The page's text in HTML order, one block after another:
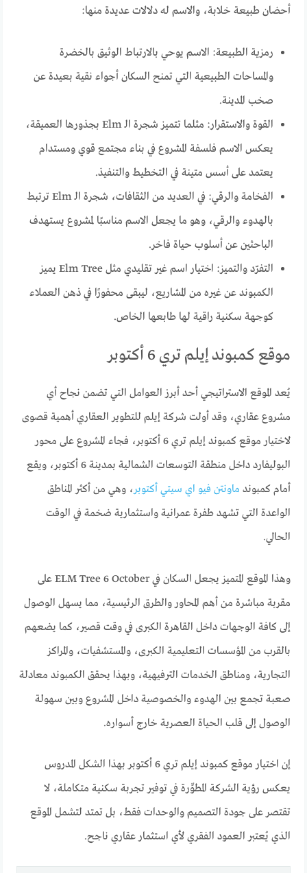
أحضان طبيعة خلابة، والاسم له دلالات عديدة منها:
رمزية الطبيعة: الاسم يوحي بالارتباط الوثيق بالخضرة
والمساحات الطبيعية التي تمنح السكان أجواء نقية بعيدة عن
صخب المدينة.
القوة والاستقرار: مثلما تتميز شجرة الـ Elm بجذورها العميقة،
يعكس الاسم فلسفة المشروع في بناء مجتمع قوي ومستدام
يعتمد على أسس متينة في التخطيط والتنفيذ.
الفخامة والرقي: في العديد من الثقافات، شجرة الـ Elm ترتبط
بالهدوء والرقي، وهو ما يجعل الاسم مناسبًا لمشروع يستهدف
الباحثين عن أسلوب حياة فاخر.
التفرّد والتميز: اختيار اسم غير تقليدي مثل Elm Tree يميز
الكمبوند عن غيره من المشاريع، ليبقى محفورًا في ذهن العملاء
كوجهة سكنية راقية لها طابعها الخاص.
موقع كمبوند إيلم تري 6 أكتوبر
يُعد الموقع الاستراتيجي أحد أبرز العوامل التي تضمن نجاح أي
مشروع عقاري، وقد أولت شركة إيلم للتطوير العقاري أهمية قصوى
لاختيار موقع كمبوند إيلم تري 6 أكتوبر، فجاء المشروع على محور
البوليفارد داخل منطقة التوسعات الشمالية بمدينة 6 أكتوبر، ويقع
أمام كمبوند ماونتن فيو اي سيتي أكتوبر، وهي من أكثر المناطق
الواعدة التي تشهد طفرة عمرانية واستثمارية ضخمة في الوقت
الحالي.
وهذا الموقع المتميز يجعل السكان في ELM Tree 6 October على
مقربة مباشرة من أهم المحاور والطرق الرئيسية، مما يسهل الوصول
إلى كافة الوجهات داخل القاهرة الكبرى في وقت قصير، كما يضعهم
بالقرب من المؤسسات التعليمية الكبرى، والمستشفيات، والمراكز
التجارية، ومناطق الخدمات الترفيهية، وبهذا يحقق الكمبوند معادلة
صعبة تجمع بين الهدوء والخصوصية داخل المشروع وبين سهولة
الوصول إلى قلب الحياة العصرية خارج أسواره.
إن اختيار موقع كمبوند إيلم تري 6 أكتوبر بهذا الشكل المدروس
يعكس رؤية الشركة المطوِّرة في توفير تجربة سكنية متكاملة، لا
تقتصر على جودة التصميم والوحدات فقط، بل تمتد لتشمل الموقع
الذي يُعتبر العمود الفقري لأي استثمار عقاري ناجح.